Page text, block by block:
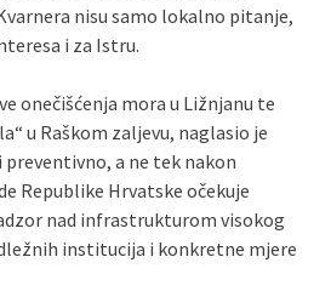
nisu samo lokalno pitanje,
i za Istru.
onečišćenja mora u Ližnjanu te
u Raškom zaljevu, naglasio je
a ne tek nakon
Republike Hrvatske očekuje
nad infrastrukturom visokog
institucija i konkretne mjere